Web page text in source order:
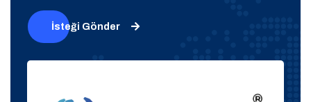
İsteği Gönder